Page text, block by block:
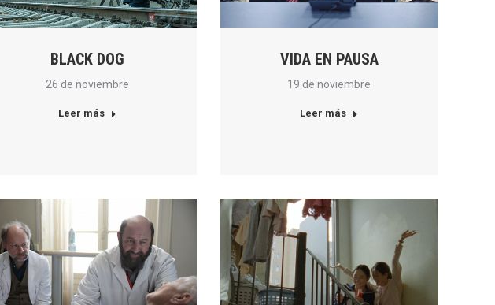
BLACK DOG
26 de noviembre
Leer más
VIDA EN PAUSA
19 de noviembre
Leer más